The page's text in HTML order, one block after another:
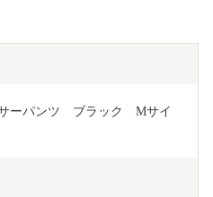
ーパンツ　ブラック　Mサイ